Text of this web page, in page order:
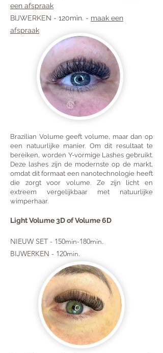
een afspraak
BIJWERKEN - 120min. - maak een
afspraak
Brazilian Volume geeft volume, maar dan op
een natuurlijke manier. Om dit resultaat te
bereiken, worden Y-vormige Lashes gebruikt.
Deze lashes zijn de modernste op de markt,
omdat dit formaat een nanotechnologie heeft
die zorgt voor volume. Ze zijn licht en
extreem vergelijkbaar met natuurlijke
wimperhaar.
Light Volume 3D of Volume 6D
NIEUW SET - 150min-180min.
BIJWERKEN - 120min.